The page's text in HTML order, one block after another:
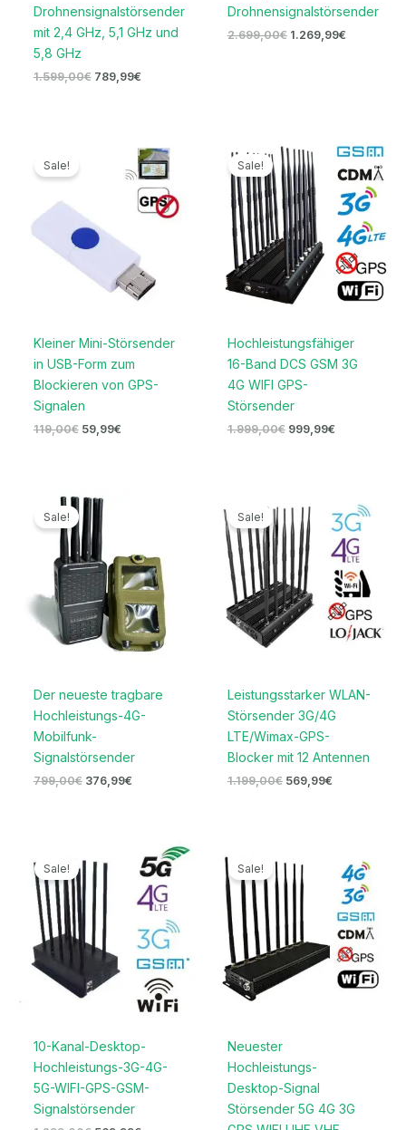
Drohnensignalstörsender
mit 2,4 GHz, 5,1 GHz und
5,8 GHz
1.599,00€ 789,99€
Drohnensignalstörsender
2.699,00€ 1.269,99€
Sale!
Kleiner Mini-Störsender
in USB-Form zum
Blockieren von GPS-
Signalen
119,00€ 59,99€
Preis
ist:
59,99€.
Sale!
Hochleistungsfähiger
16-Band DCS GSM 3G
4G WIFI GPS-
Störsender
1.999,00€
Ursprünglicher
Preis
war:
1.999,00€
999,99€
Aktueller
Preis
ist:
999,99€.
Sale!
Der neueste tragbare
Hochleistungs-4G-
Mobilfunk-
Signalstörsender
799,00€
Ursprünglicher
Preis
war:
799,00€
376,99€
Sale!
Leistungsstarker WLAN-
Störsender 3G/4G
LTE/Wimax-GPS-
Blocker mit 12 Antennen
1.199,00€
Preis
war:
1.199,00€
569,99€
Preis
ist:
569,99€.
Sale!
10-Kanal-Desktop-
Hochleistungs-3G-4G-
5G-WIFI-GPS-GSM-
Signalstörsender
Ursprünglicher
Preis
war:
1.299,00€
Aktueller
Preis
ist:
569,99€.
Sale!
Neuester
Hochleistungs-
Desktop-Signal
Störsender 5G 4G 3G
Preis
war:
1.299,00€
Preis
ist:
669,99€.